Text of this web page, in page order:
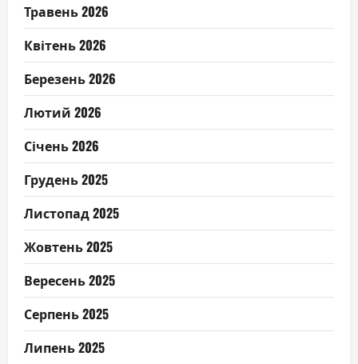
Травень 2026
Квітень 2026
Березень 2026
Лютий 2026
Січень 2026
Грудень 2025
Листопад 2025
Жовтень 2025
Вересень 2025
Серпень 2025
Липень 2025